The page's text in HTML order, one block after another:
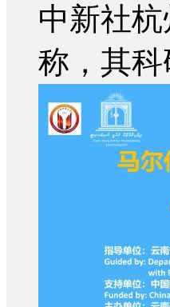
中新社
称，其科